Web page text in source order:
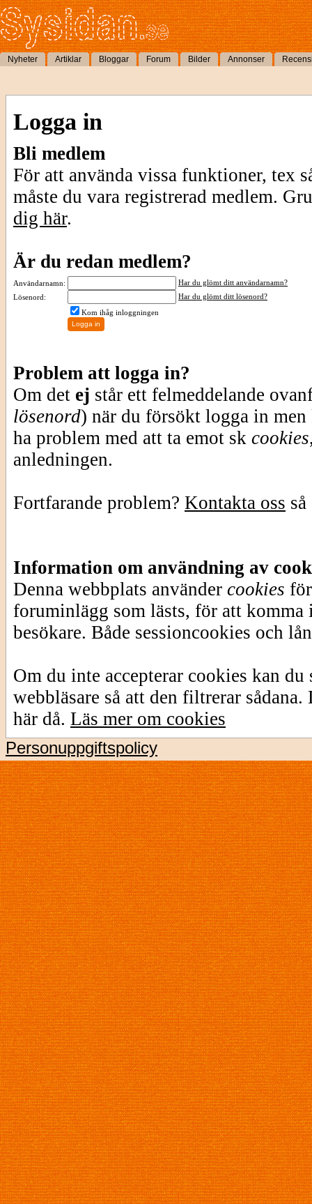
Nyheter Artiklar Bloggar Forum Bilder Annonser
Logga in
Bli medlem
För att använda vissa funktioner, tex
måste du vara registrerad medlem.
dig här.
Är du redan medlem?
Användarnamn:
Har du glömt ditt användarnamn?
Lösenord:
Har du glömt ditt lösenord?
Kom ihåg inloggningen
Problem att logga in?
Om det ej står ett felmeddelande
lösenord) när du försökt logga in
ha problem med att ta emot sk cookies
anledningen.
Fortfarande problem? Kontakta oss
Information om användning av
Denna webbplats använder cookies
foruminlägg som lästs, för att
besökare. Både sessioncookies och
Om du inte accepterar cookies kan
webbläsare så att den filtrerar
här då. Läs mer om cookies
Personuppgiftspolicy